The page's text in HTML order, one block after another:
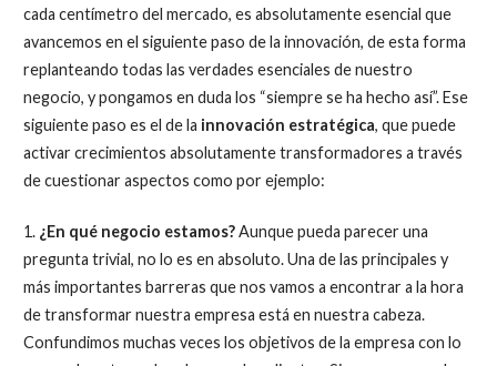
cada centímetro del mercado, es absolutamente esencial que
avancemos en el siguiente paso de la innovación, de esta forma
replanteando todas las verdades esenciales de nuestro
negocio, y pongamos en duda los “siempre se ha hecho así”. Ese
siguiente paso es el de la innovación estratégica, que puede
activar crecimientos absolutamente transformadores a través
de cuestionar aspectos como por ejemplo:
1. ¿En qué negocio estamos?Aunque pueda parecer una
pregunta trivial, no lo es en absoluto. Una de las principales y
más importantes barreras que nos vamos a encontrar a la hora
de transformar nuestra empresa está en nuestra cabeza.
Confundimos muchas veces los objetivos de la empresa con lo